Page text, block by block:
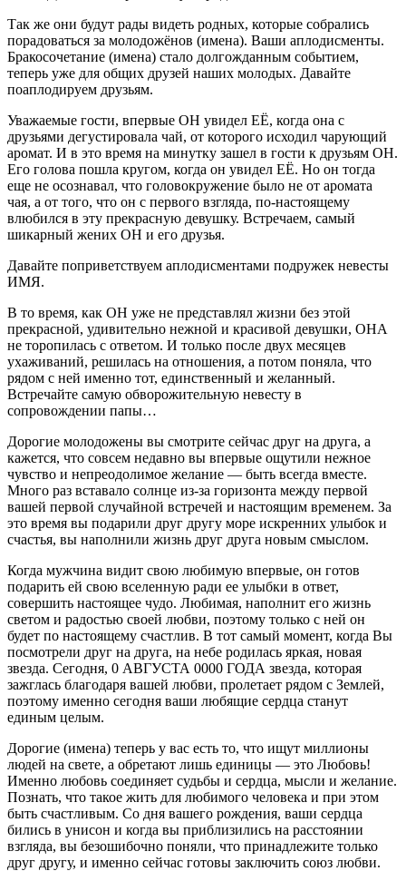
Так же они будут рады видеть родных, которые собрались
порадоваться за молодожёнов (имена). Ваши аплодисменты.
Бракосочетание (имена) стало долгожданным событием,
теперь уже для общих друзей наших молодых. Давайте
поаплодируем друзьям.
Уважаемые гости, впервые ОН увидел ЕЁ, когда она с
друзьями дегустировала чай, от которого исходил чарующий
аромат. И в это время на минутку зашел в гости к друзьям ОН.
Его голова пошла кругом, когда он увидел ЕЁ. Но он тогда
еще не осознавал, что головокружение было не от аромата
чая, а от того, что он с первого взгляда, по-настоящему
влюбился в эту прекрасную девушку. Встречаем, самый
шикарный жених ОН и его друзья.
Давайте поприветствуем аплодисментами подружек невесты
ИМЯ.
В то время, как ОН уже не представлял жизни без этой
прекрасной, удивительно нежной и красивой девушки, ОНА
не торопилась с ответом. И только после двух месяцев
ухаживаний, решилась на отношения, а потом поняла, что
рядом с ней именно тот, единственный и желанный.
Встречайте самую обворожительную невесту в
сопровождении папы…
Дорогие молодожены вы смотрите сейчас друг на друга, а
кажется, что совсем недавно вы впервые ощутили нежное
чувство и непреодолимое желание — быть всегда вместе.
Много раз вставало солнце из-за горизонта между первой
вашей первой случайной встречей и настоящим временем. За
это время вы подарили друг другу море искренних улыбок и
счастья, вы наполнили жизнь друг друга новым смыслом.
Когда мужчина видит свою любимую впервые, он готов
подарить ей свою вселенную ради ее улыбки в ответ,
совершить настоящее чудо. Любимая, наполнит его жизнь
светом и радостью своей любви, поэтому только с ней он
будет по настоящему счастлив. В тот самый момент, когда Вы
посмотрели друг на друга, на небе родилась яркая, новая
звезда. Сегодня, 0 АВГУСТА 0000 ГОДА звезда, которая
зажглась благодаря вашей любви, пролетает рядом с Землей,
поэтому именно сегодня ваши любящие сердца станут
единым целым.
Дорогие (имена) теперь у вас есть то, что ищут миллионы
людей на свете, а обретают лишь единицы — это Любовь!
Именно любовь соединяет судьбы и сердца, мысли и желание.
Познать, что такое жить для любимого человека и при этом
быть счастливым. Со дня вашего рождения, ваши сердца
бились в унисон и когда вы приблизились на расстоянии
взгляда, вы безошибочно поняли, что принадлежите только
друг другу, и именно сейчас готовы заключить союз любви.